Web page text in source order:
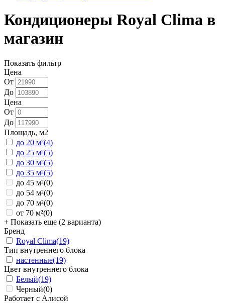
Кондиционеры Royal Clima в
магазин
Показать фильтр
Цена
От
До
Цена
От
До
Площадь, м2
до 20 м²(4)
до 25 м²(5)
до 30 м²(5)
до 35 м²(5)
до 45 м²(0)
до 54 м²(0)
до 70 м²(0)
от 70 м²(0)
+ Показать еще (2 варианта)
Бренд
Royal Clima(19)
Тип внутреннего блока
настенные(19)
Цвет внутреннего блока
Белый(19)
Черный(0)
Работает с Алисой